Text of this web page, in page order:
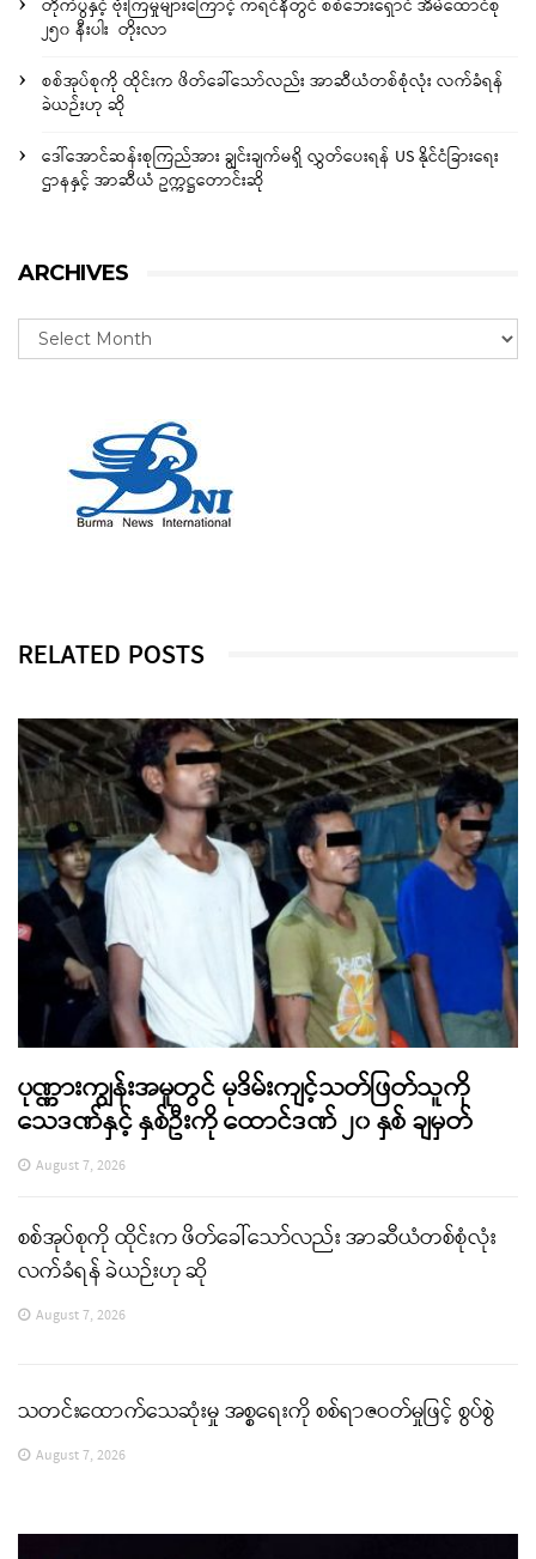
တိုက်ပွဲနှင့် ဗုံးကြဲမှုများကြောင့် ကရင်နီတွင် စစ်ဘေးရှောင် အိမ်ထောင်စု
၂၅၀ နီးပါး တိုးလာ
စစ်အုပ်စုကို ထိုင်းက ဖိတ်ခေါ်သော်လည်း အာဆီယံတစ်စုံလုံး လက်ခံရန်
ခဲယဉ်းဟု ဆို
ဒေါ်အောင်ဆန်းစုကြည်အား ချွင်းချက်မရှိ လွှတ်ပေးရန် US နိုင်ငံခြားရေး
ဌာနနှင့် အာဆီယံ ဥက္ကဋ္ဌတောင်းဆို
ARCHIVES
RELATED POSTS
ပုဏ္ဏားကျွန်းအမှုတွင် မုဒိမ်းကျင့်သတ်ဖြတ်သူကို
သေဒဏ်နှင့် နှစ်ဦးကို ထောင်ဒဏ် ၂၀ နှစ် ချမှတ်
August 7, 2026
စစ်အုပ်စုကို ထိုင်းက ဖိတ်ခေါ်သော်လည်း အာဆီယံတစ်စုံလုံး
လက်ခံရန် ခဲယဉ်းဟု ဆို
August 7, 2026
သတင်းထောက်သေဆုံးမှု အစ္စရေးကို စစ်ရာဇဝတ်မှုဖြင့် စွပ်စွဲ
August 7, 2026